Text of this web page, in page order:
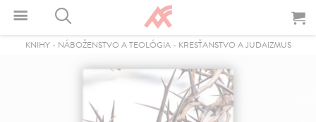
KNIHY- NÁBOŽENSTVO A TEOLÓGIA- KRESŤANSTVO A JUDAIZMUS